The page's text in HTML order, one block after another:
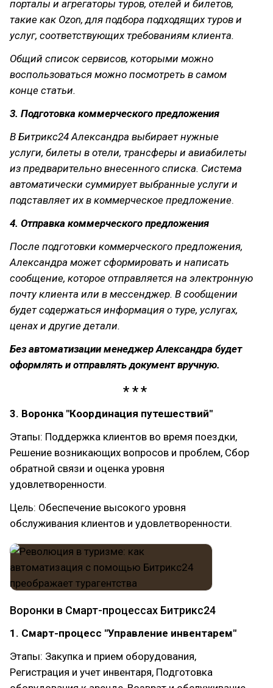
порталы и агрегаторы туров, отелей и билетов,
такие как Ozon, для подбора подходящих туров и
услуг, соответствующих требованиям клиента.
Общий список сервисов, которыми можно
воспользоваться можно посмотреть в самом
конце статьи.
3. Подготовка коммерческого предложения
В Битрикс24 Александра выбирает нужные
услуги, билеты в отели, трансферы и авиабилеты
из предварительно внесенного списка. Система
автоматически суммирует выбранные услуги и
подставляет их в коммерческое предложение.
4. Отправка коммерческого предложения
После подготовки коммерческого предложения,
Александра может сформировать и написать
сообщение, которое отправляется на электронную
почту клиента или в мессенджер. В сообщении
будет содержаться информация о туре, услугах,
ценах и другие детали.
Без автоматизации менеджер Александра будет
оформлять и отправлять документ вручную.
3. Воронка "Координация путешествий"
Этапы: Поддержка клиентов во время поездки,
Решение возникающих вопросов и проблем, Сбор
обратной связи и оценка уровня
удовлетворенности.
Цель: Обеспечение высокого уровня
обслуживания клиентов и удовлетворенности.
Воронки в Смарт-процессах Битрикс24
1. Смарт-процесс "Управление инвентарем"
Этапы: Закупка и прием оборудования,
Регистрация и учет инвентаря, Подготовка